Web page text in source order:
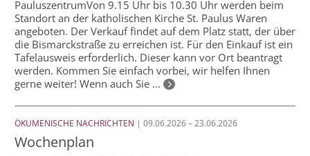
PauluszentrumVon 9.15 Uhr bis 10.30 Uhr werden beim
Standort an der katholischen Kirche St. Paulus Waren
angeboten. Der Verkauf findet auf dem Platz statt, der über
die Bismarckstraße zu erreichen ist. Für den Einkauf ist ein
Tafelausweis erforderlich. Dieser kann vor Ort beantragt
werden. Kommen Sie einfach vorbei, wir helfen Ihnen
gerne weiter! Wenn auch Sie …
ÖKUMENISCHE NACHRICHTEN | 09.06.2026 – 23.06.2026
Wochenplan